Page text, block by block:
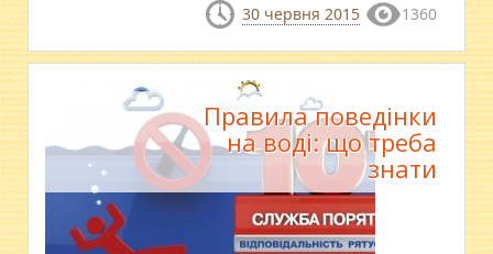
30 червня 2015 1360
Правила поведінки
на воді: що треба
знати